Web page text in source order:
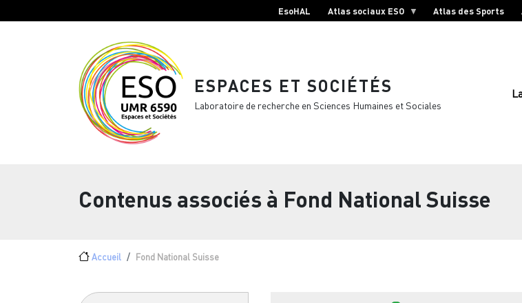
EsoHAL Atlas sociaux ESO Atlas des Sports
ESPACES ET SOCIÉTÉS
Laboratoire de recherche en Sciences Humaines et Sociales
Contenus associés à Fond National Suisse
Fil d'Ariane
Accueil Fond National Suisse